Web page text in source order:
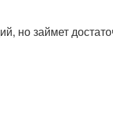
но займет